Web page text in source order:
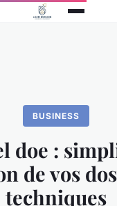
BUSINESS
doe :
de vos
techniques